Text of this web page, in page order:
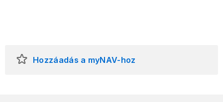
Hozzáadás a myNAV-hoz